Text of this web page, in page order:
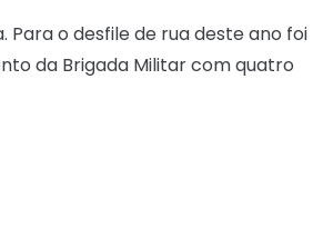
o desfile de rua deste ano foi
da Brigada Militar com quatro